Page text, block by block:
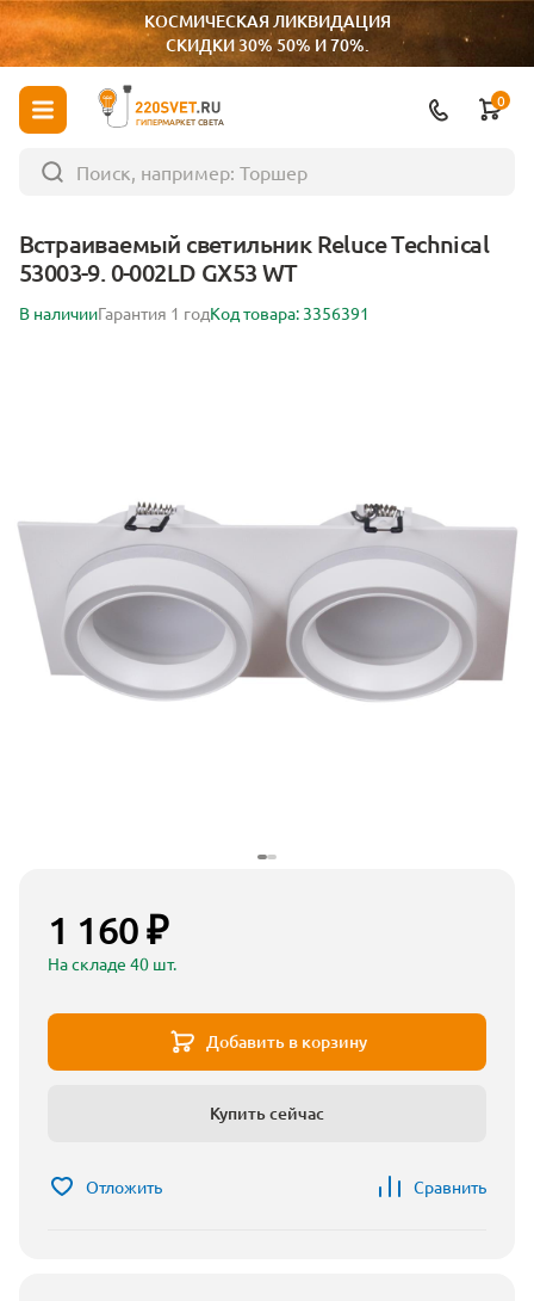
КОСМИЧЕСКАЯ ЛИКВИДАЦИЯ
СКИДКИ 30% 50% И 70%.
ГИПЕРМАРКЕТ СВЕТА
0
Встраиваемый светильник Reluce Technical
53003-9. 0-002LD GX53 WT
В наличииГарантия 1 годКод товара: 3356391
1 160 ₽
На складе 40 шт.
Добавить в корзину
Купить сейчас
Отложить Сравнить